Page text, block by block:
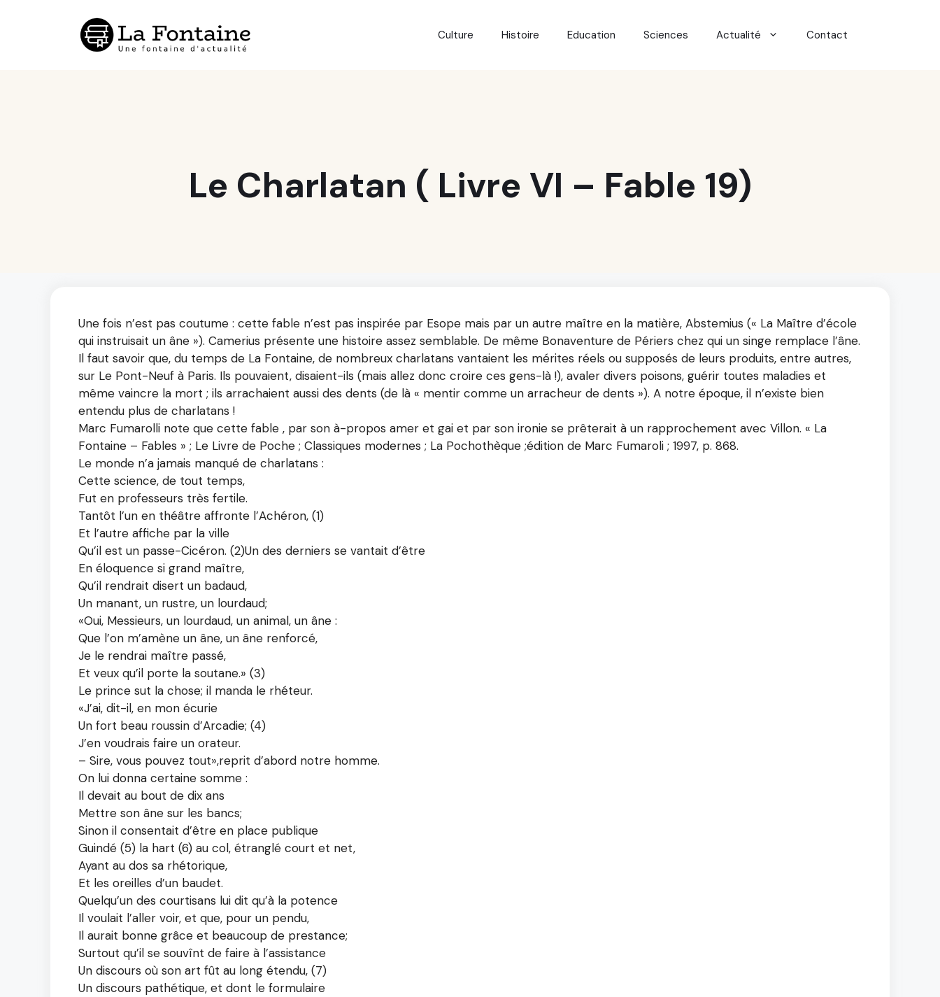
Culture Histoire Education Sciences Actualité Contact
Le Charlatan ( Livre VI – Fable 19)
Une fois n’est pas coutume : cette fable n’est pas inspirée par Esope mais par un autre maître en la matière, Abstemius (« La Maître d’école
qui instruisait un âne »). Camerius présente une histoire assez semblable. De même Bonaventure de Périers chez qui un singe remplace l’âne.
Il faut savoir que, du temps de La Fontaine, de nombreux charlatans vantaient les mérites réels ou supposés de leurs produits, entre autres,
sur Le Pont-Neuf à Paris. Ils pouvaient, disaient-ils (mais allez donc croire ces gens-là !), avaler divers poisons, guérir toutes maladies et
même vaincre la mort ; ils arrachaient aussi des dents (de là « mentir comme un arracheur de dents »). A notre époque, il n’existe bien
entendu plus de charlatans !
Marc Fumarolli note que cette fable , par son à-propos amer et gai et par son ironie se prêterait à un rapprochement avec Villon. « La
Fontaine – Fables » ; Le Livre de Poche ; Classiques modernes ; La Pochothèque ;édition de Marc Fumaroli ; 1997, p. 868.
Le monde n’a jamais manqué de charlatans :
Cette science, de tout temps,
Fut en professeurs très fertile.
Tantôt l’un en théâtre affronte l’Achéron, (1)
Et l’autre affiche par la ville
Qu’il est un passe-Cicéron. (2)Un des derniers se vantait d’être
En éloquence si grand maître,
Qu’il rendrait disert un badaud,
Un manant, un rustre, un lourdaud;
«Oui, Messieurs, un lourdaud, un animal, un âne :
Que l’on m’amène un âne, un âne renforcé,
Je le rendrai maître passé,
Et veux qu’il porte la soutane.» (3)
Le prince sut la chose; il manda le rhéteur.
«J’ai, dit-il, en mon écurie
Un fort beau roussin d’Arcadie; (4)
J’en voudrais faire un orateur.
– Sire, vous pouvez tout»,reprit d’abord notre homme.
On lui donna certaine somme :
Il devait au bout de dix ans
Mettre son âne sur les bancs;
Sinon il consentait d’être en place publique
Guindé (5) la hart (6) au col, étranglé court et net,
Ayant au dos sa rhétorique,
Et les oreilles d’un baudet.
Quelqu’un des courtisans lui dit qu’à la potence
Il voulait l’aller voir, et que, pour un pendu,
Il aurait bonne grâce et beaucoup de prestance;
Surtout qu’il se souvînt de faire à l’assistance
Un discours où son art fût au long étendu, (7)
Un discours pathétique, et dont le formulaire